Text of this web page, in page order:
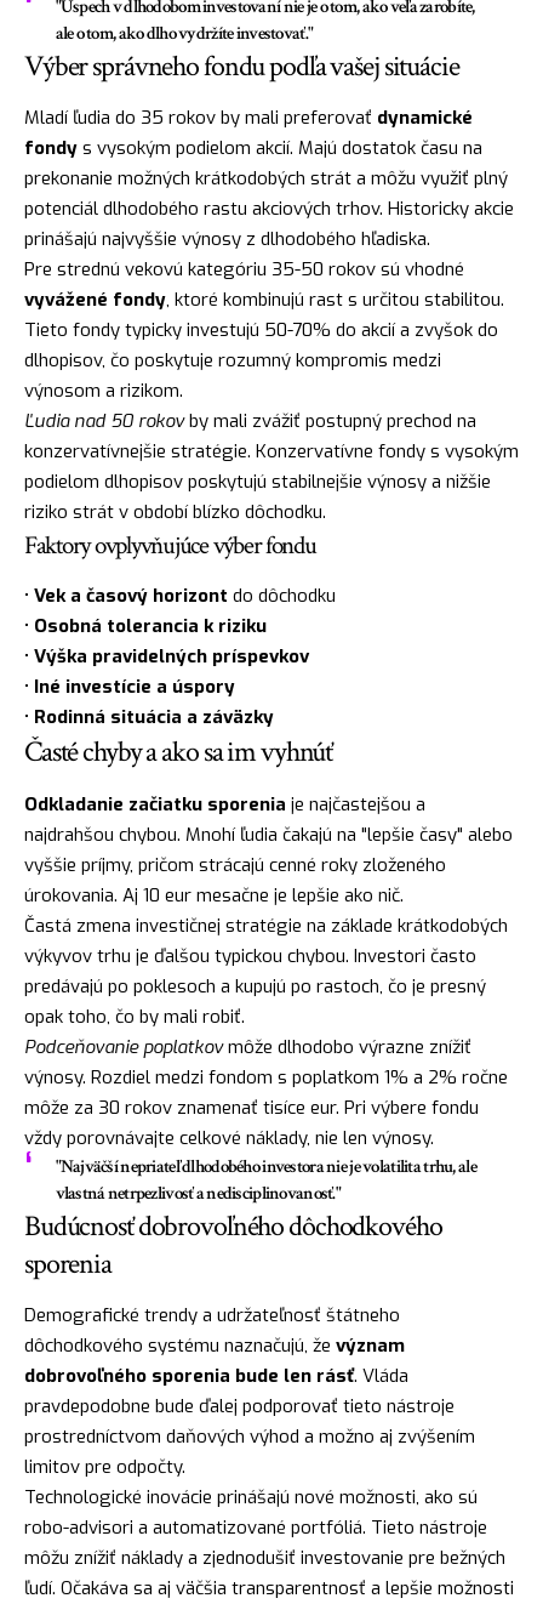
"Úspech v dlhodobom investovaní nie je o tom, ako veľa zarobíte,
ale o tom, ako dlho vydržíte investovať."
Výber správneho fondu podľa vašej situácie
Mladí ľudia do 35 rokov by mali preferovať dynamické
fondy s vysokým podielom akcií. Majú dostatok času na
prekonanie možných krátkodobých strát a môžu využiť plný
potenciál dlhodobého rastu akciových trhov. Historicky akcie
prinášajú najvyššie výnosy z dlhodobého hľadiska.
Pre strednú vekovú kategóriu 35-50 rokov sú vhodné
vyvážené fondy, ktoré kombinujú rast s určitou stabilitou.
Tieto fondy typicky investujú 50-70% do akcií a zvyšok do
dlhopisov, čo poskytuje rozumný kompromis medzi
výnosom a rizikom.
Ľudia nad 50 rokovby mali zvážiť postupný prechod na
konzervatívnejšie stratégie. Konzervatívne fondy s vysokým
podielom dlhopisov poskytujú stabilnejšie výnosy a nižšie
riziko strát v období blízko dôchodku.
Faktory ovplyvňujúce výber fondu
• Vek a časový horizont do dôchodku
• Osobná tolerancia k riziku
• Výška pravidelných príspevkov
• Iné investície a úspory
• Rodinná situácia a záväzky
Časté chyby a ako sa im vyhnúť
Odkladanie začiatku sporenia je najčastejšou a
najdrahšou chybou. Mnohí ľudia čakajú na "lepšie časy" alebo
vyššie príjmy, pričom strácajú cenné roky zloženého
úrokovania. Aj 10 eur mesačne je lepšie ako nič.
Častá zmena investičnej stratégie na základe krátkodobých
výkyvov trhu je ďalšou typickou chybou. Investori často
predávajú po poklesoch a kupujú po rastoch, čo je presný
opak toho, čo by mali robiť.
Podceňovanie poplatkovmôže dlhodobo výrazne znížiť
výnosy. Rozdiel medzi fondom s poplatkom 1% a 2% ročne
môže za 30 rokov znamenať tisíce eur. Pri výbere fondu
vždy porovnávajte celkové náklady, nie len výnosy.
"Najväčší nepriateľ dlhodobého investora nie je volatilita trhu, ale
vlastná netrpezlivosť a nedisciplinovanosť."
Budúcnosť dobrovoľného dôchodkového
sporenia
Demografické trendy a udržateľnosť štátneho
dôchodkového systému naznačujú, že význam
dobrovoľného sporenia bude len rásť. Vláda
pravdepodobne bude ďalej podporovať tieto nástroje
prostredníctvom daňových výhod a možno aj zvýšením
limitov pre odpočty.
Technologické inovácie prinášajú nové možnosti, ako sú
robo-advisori a automatizované portfóliá. Tieto nástroje
môžu znížiť náklady a zjednodušiť investovanie pre bežných
ľudí. Očakáva sa aj väčšia transparentnosť a lepšie možnosti